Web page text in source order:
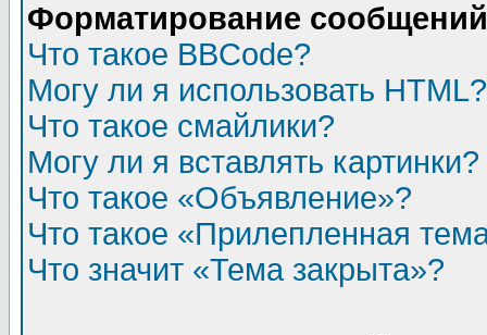
Форматирование
Что такое BBCode?
Могу ли я использовать HTML?
Что такое смайлики?
Могу ли я вставлять картинки?
Что такое «Объявление»?
Что такое «Прилепленная
Что значит «Тема закрыта»?